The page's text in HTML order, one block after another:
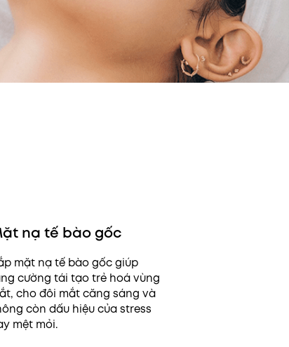
nạ tế bào gốc
mặt nạ tế bào gốc giúp
cường tái tạo trẻ hoá vùng
cho đôi mắt căng sáng và
còn dấu hiệu của stress
mệt mỏi.